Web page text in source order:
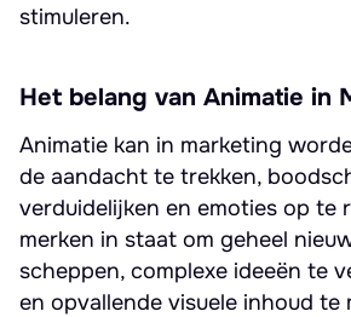
stimuleren.
Het belang van Animatie in
Animatie kan in marketing
de aandacht te trekken,
verduidelijken en emoties op te
merken in staat om geheel
scheppen, complexe ideeën te
en opvallende visuele inhoud te